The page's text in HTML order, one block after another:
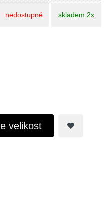
nedostupné skladem 2x
velikost